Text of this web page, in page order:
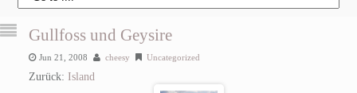
Gullfoss und Geysire
Jun 21, 2008 cheesy Uncategorized
Zurück: Island